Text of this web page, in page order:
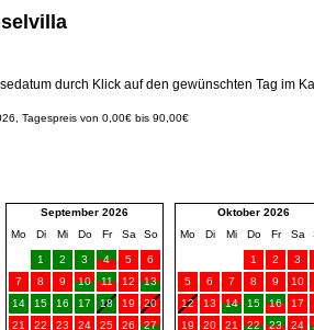
durch Klick auf den gewünschten Tag im
Tagespreis von 0,00€ bis 90,00€
September 2026
Mo
Di Mi Do Fr Sa So
1 2 3 4 5
6
7
8 9 10 11 12
13
14
15 16 17 18 19
20
21
22 23 24 25 26
27
Oktober 2026
Mo
Di Mi Do Fr Sa
1 2
3
5
6 7 8 9 10
12
13 14 15 16 17
19
20 21 22 23 24